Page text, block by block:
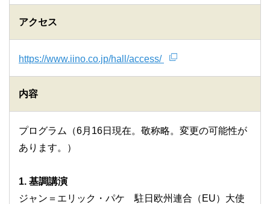
アクセス
https://www.iino.co.jp/hall/access/
内容
プログラム（6月16日現在。敬称略。変更の可能性が
あります。）
1. 基調講演
ジャン＝エリック・パケ 駐日欧州連合（EU）大使